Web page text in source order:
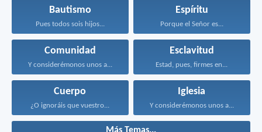
Bautismo
Pues todos sois hijos...
Espíritu
Porque el Señor es...
Comunidad
Y considerémonos unos a...
Esclavitud
Estad, pues, firmes en...
Cuerpo
¿O ignoráis que vuestro...
Iglesia
Y considerémonos unos a...